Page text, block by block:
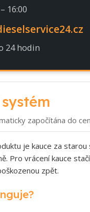
16:00
24 hodin
započítána do
je kauce za starou
Pro vrácení kauce
zpět.